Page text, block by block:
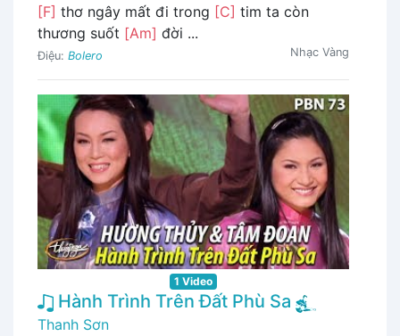
[F] thơ ngây mất đi trong [C] tim ta còn
thương suốt [Am] đời ...
Điệu: Bolero Nhạc Vàng
1 Video
Hành Trình Trên Đất Phù Sa
Thanh Sơn